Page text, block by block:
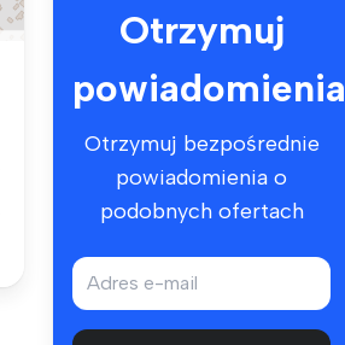
Otrzymuj
powiadomienia
Otrzymuj bezpośrednie
powiadomienia o
podobnych ofertach